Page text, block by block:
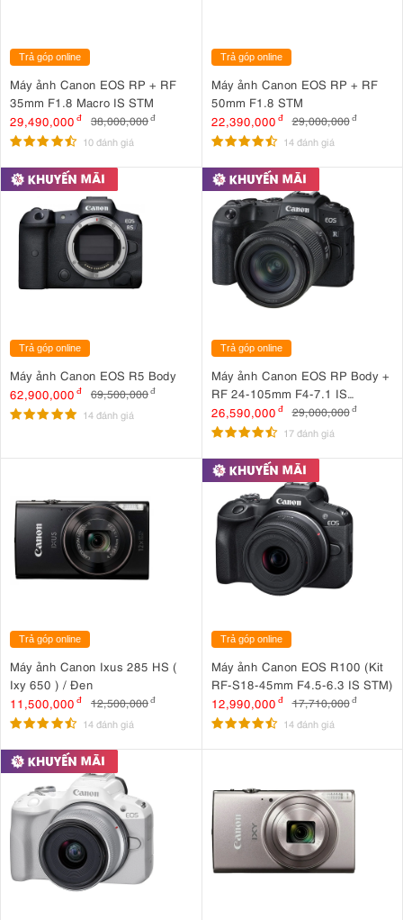
Trả góp online
Máy ảnh Canon EOS RP + RF
35mm F1.8 Macro IS STM
29,490,000 đ 38,000,000đ
10 đánh giá
Trả góp online
Máy ảnh Canon EOS RP + RF
50mm F1.8 STM
22,390,000 đ 29,000,000 đ
14 đánh giá
Trả góp online
Máy ảnh Canon EOS R5 Body
62,900,000 đ 69,500,000đ
14 đánh giá
Trả góp online
Máy ảnh Canon EOS RP Body +
RF 24-105mm F4-7.1 IS
STM Nhập khẩu
26,590,000 đ 29,000,000 đ
17 đánh giá
Trả góp online
Máy ảnh Canon Ixus 285 HS (
Ixy 650 ) / Đen
11,500,000 đ 12,500,000đ
14 đánh giá
Trả góp online
Máy ảnh Canon EOS R100 (Kit
RF-S18-45mm F4.5-6.3 IS STM)
12,990,000 đ 17,710,000 đ
14 đánh giá